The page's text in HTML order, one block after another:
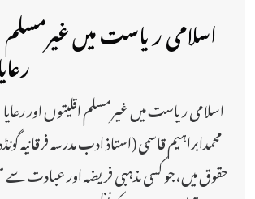
اسلامی ریاست میں غیرمسلم
اسلامی ریاست میں غیرمسلم اقلیتوں اور
محمدابراہیم قاسمی‏ (استاذ ادب مدرسہ فرقانیہ
حقوق میں،جو کسی مذہبی فریضہ اور عبادت سے